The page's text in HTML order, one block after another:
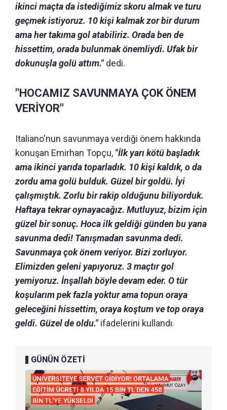
ikinci maçta da istediğimiz skoru almak ve turu
geçmek istiyoruz. 10 kişi kalmak zor bir durum
ama her takıma gol atabiliriz. Orada ben de
hissettim, orada bulunmak önemliydi. Ufak bir
dokunuşla golü attım."dedi.
"HOCAMIZ SAVUNMAYA ÇOK ÖNEM
VERİYOR"
Italiano'nun savunmaya verdiği önem hakkında
konuşan Emirhan Topçu, "İlk yarı kötü başladık
ama ikinci yarıda toparladık. 10 kişi kaldık, o da
zordu ama golü bulduk. Güzel bir goldü. İyi
çalışmıştık. Zorlu bir rakip olduğunu biliyorduk.
Haftaya tekrar oynayacağız. Mutluyuz, bizim için
güzel bir sonuç. Hoca ilk geldiği günden bu yana
savunma dedi! Tanışmadan savunma dedi.
Savunmaya çok önem veriyor. Bizi zorluyor.
Elimizden geleni yapıyoruz. 3 maçtır gol
yemiyoruz. İnşallah böyle devam eder. O tür
koşularım pek fazla yoktur ama topun oraya
geleceğini hissettim, oraya koştum ve top oraya
geldi. Güzel de oldu."ifadelerini kullandı.
GÜNÜN ÖZETİ